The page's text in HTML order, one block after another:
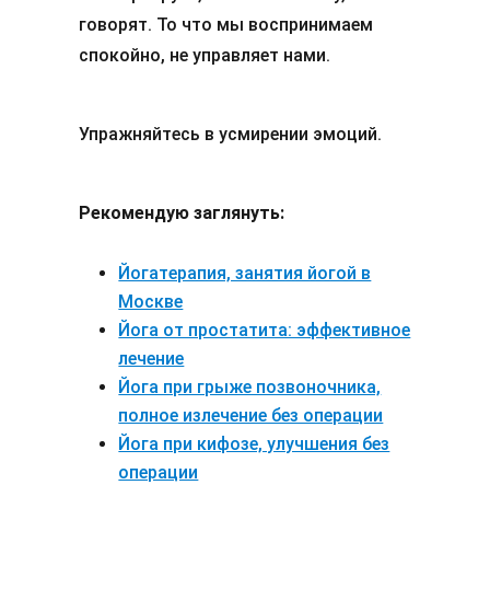
говорят. То что мы воспринимаем
спокойно, не управляет нами.
Упражняйтесь в усмирении эмоций.
Рекомендую заглянуть:
Йогатерапия, занятия йогой в
Москве
Йога от простатита: эффективное
лечение
Йога при грыже позвоночника,
полное излечение без операции
Йога при кифозе, улучшения без
операции